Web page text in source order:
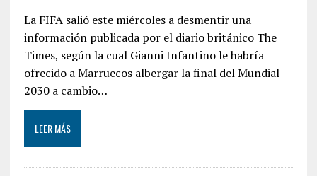
La FIFA salió este miércoles a desmentir una
información publicada por el diario británico The
Times, según la cual Gianni Infantino le habría
ofrecido a Marruecos albergar la final del Mundial
2030 a cambio…
LEER MÁS